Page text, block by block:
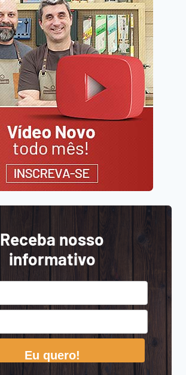
Receba nosso
informativo
Eu quero!